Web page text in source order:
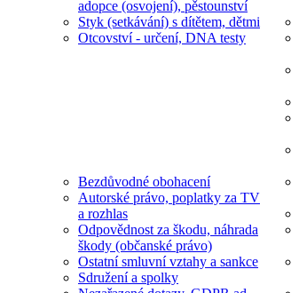
adopce (osvojení), pěstounství
Styk (setkávání) s dítětem, dětmi
Otcovství - určení, DNA testy
Bezdůvodné obohacení
Autorské právo, poplatky za TV
a rozhlas
Odpovědnost za škodu, náhrada
škody (občanské právo)
Ostatní smluvní vztahy a sankce
Sdružení a spolky